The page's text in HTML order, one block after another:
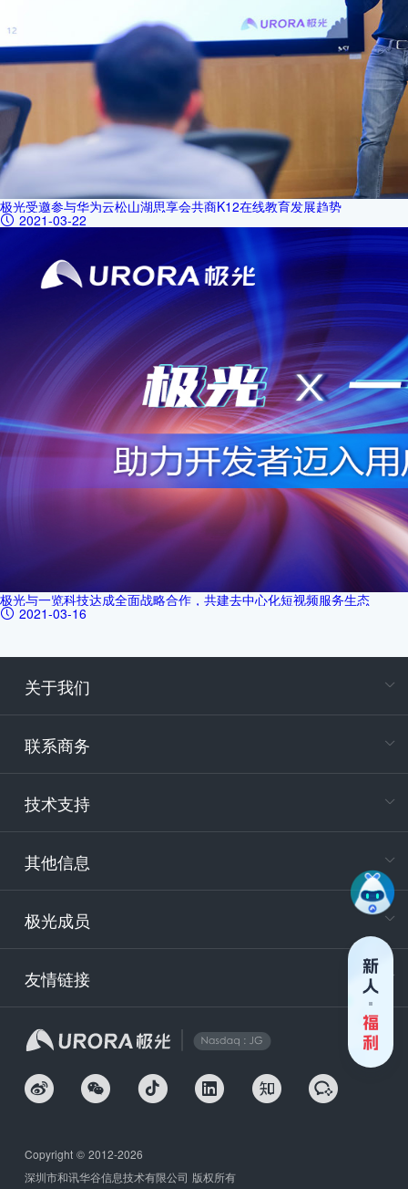
极光受邀参与华为云松山湖思享会共商K12在线教育发展趋势
2021-03-22
极光与一览科技达成全面战略合作，共建去中心化短视频服务生态
2021-03-16
关于我们
联系商务
技术支持
其他信息
极光成员
友情链接
Copyright © 2012-2026
深圳市和讯华谷信息技术有限公司 版权所有
电
400-
技
安
企